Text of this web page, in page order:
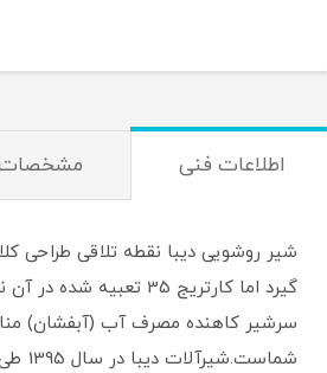
اطلاعات فنی
شیر روشویی دیبا نقطه تلاقی طراحی
گیرد اما کارتریج
سرشیر کاهنده مصرف آب (آبفشان)
شماست.شیرآلات دیبا در سال 1395 طی فرایند ماشین کاری آلیاژ شمش برنج تو پُر تولید و بصورت عمده به بازار عرضه شد.